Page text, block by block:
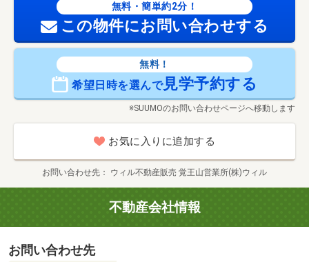
無料・簡単約2分！
この物件にお問い合わせする
無料！
希望日時を選んで見学予約する
※SUUMOのお問い合わせページへ移動します
お気に入りに追加する
お問い合わせ先 ウィル不動産販売 覚王山営業所(株)ウィル
不動産会社情報
お問い合わせ先